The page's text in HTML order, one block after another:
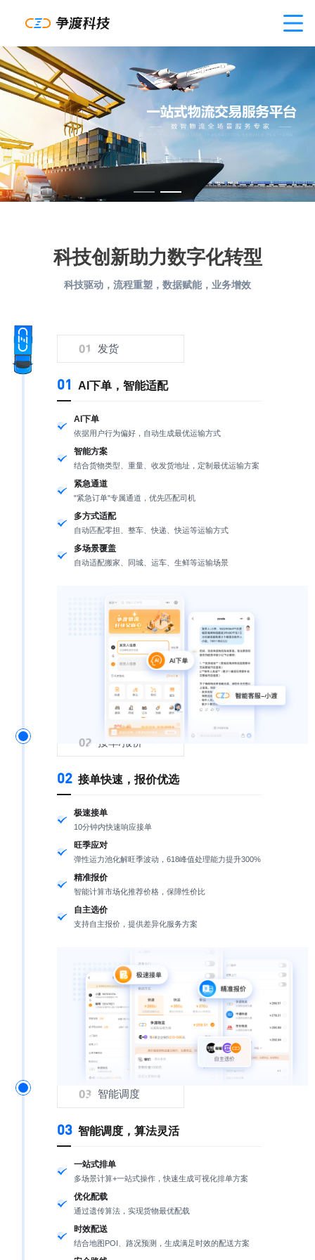
科技创新助力数字化转型
科技驱动，流程重塑，数据赋能，业务增效
发货
01 AI下单，智能适配
AI下单
依据用户行为偏好，自动生成最优运输方式
智能方案
结合货物类型、重量、收发货地址，定制最优运输方案
紧急通道
"紧急订单"专属通道，优先匹配司机
多方式适配
自动匹配零担、整车、快递、快运等运输方式
多场景覆盖
自动适配搬家、同城、运车、生鲜等运输场景
接单/报价
02 接单快速，报价优选
极速接单
10分钟内快速响应接单
旺季应对
弹性运力池化解旺季波动，618峰值处理能力提升300%
精准报价
智能计算市场化推荐价格，保障性价比
自主选价
支持自主报价，提供差异化服务方案
智能调度
03 智能调度，算法灵活
一站式排单
多场景计算+一站式操作，快速生成可视化排单方案
优化配载
通过遗传算法，实现货物最优配载
时效配送
结合地图POI、路况预测，生成满足时效的配送方案